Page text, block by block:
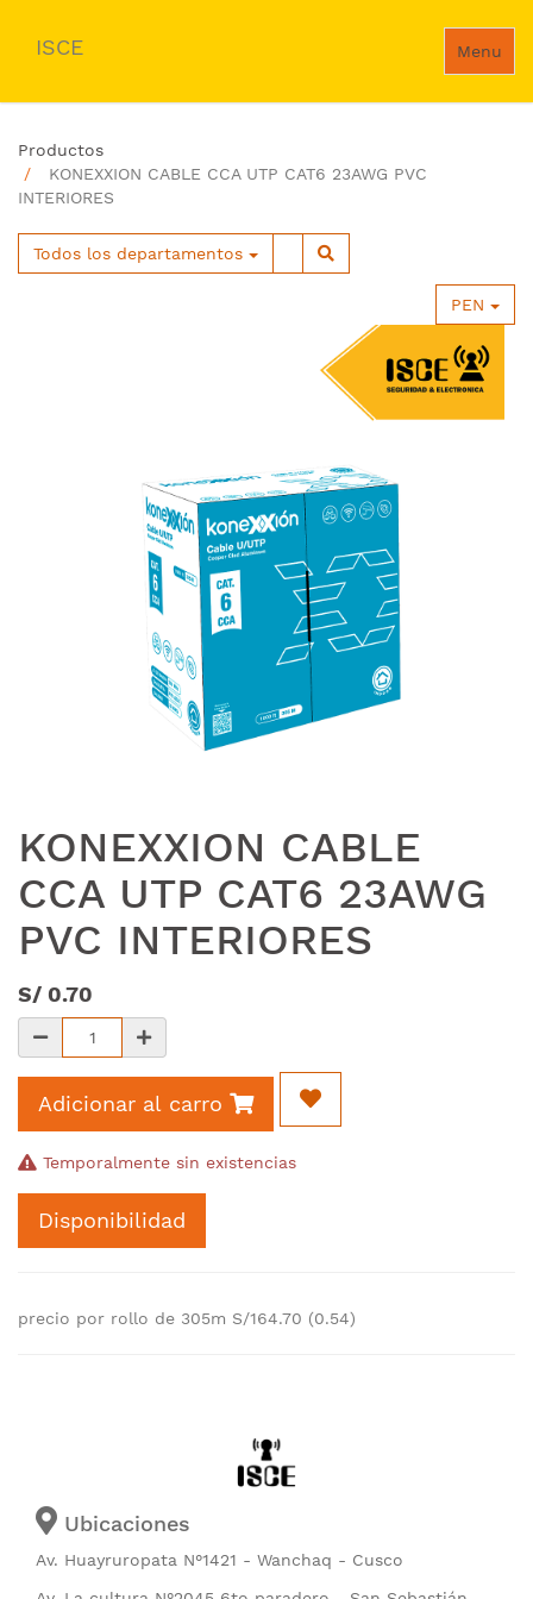
Menu
ISCE
Productos
KONEXXION CABLE CCA UTP CAT6 23AWG PVC
INTERIORES
Todos los departamentos
PEN
KONEXXION CABLE
CCA UTP CAT6 23AWG
PVC INTERIORES
S/ 0.70
Adicionar al carro
Temporalmente sin existencias
Disponibilidad
precio por rollo de 305m S/164.70 (0.54)
Ubicaciones
Av. Huayruropata N°1421 - Wanchaq - Cusco